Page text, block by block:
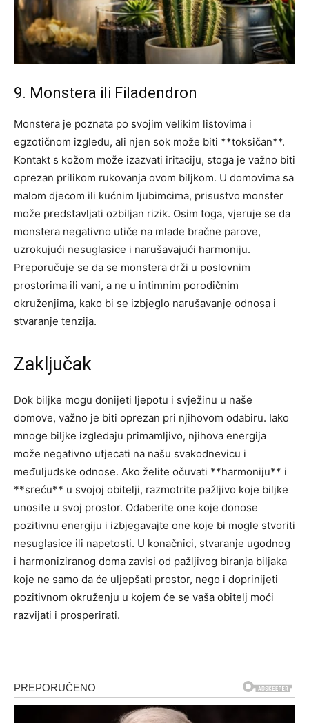
9. Monstera ili Filadendron
Monstera je poznata po svojim velikim listovima i
egzotičnom izgledu, ali njen sok može biti **toksičan**.
Kontakt s kožom može izazvati iritaciju, stoga je važno biti
oprezan prilikom rukovanja ovom biljkom. U domovima sa
malom djecom ili kućnim ljubimcima, prisustvo monster
može predstavljati ozbiljan rizik. Osim toga, vjeruje se da
monstera negativno utiče na mlade bračne parove,
uzrokujući nesuglasice i narušavajući harmoniju.
Preporučuje se da se monstera drži u poslovnim
prostorima ili vani, a ne u intimnim porodičnim
okruženjima, kako bi se izbjeglo narušavanje odnosa i
stvaranje tenzija.
Zaključak
Dok biljke mogu donijeti ljepotu i svježinu u naše
domove, važno je biti oprezan pri njihovom odabiru. Iako
mnoge biljke izgledaju primamljivo, njihova energija
može negativno utjecati na našu svakodnevicu i
međuljudske odnose. Ako želite očuvati **harmoniju** i
**sreću** u svojoj obitelji, razmotrite pažljivo koje biljke
unosite u svoj prostor. Odaberite one koje donose
pozitivnu energiju i izbjegavajte one koje bi mogle stvoriti
nesuglasice ili napetosti. U konačnici, stvaranje ugodnog
i harmoniziranog doma zavisi od pažljivog biranja biljaka
koje ne samo da će uljepšati prostor, nego i doprinijeti
pozitivnom okruženju u kojem će se vaša obitelj moći
razvijati i prosperirati.